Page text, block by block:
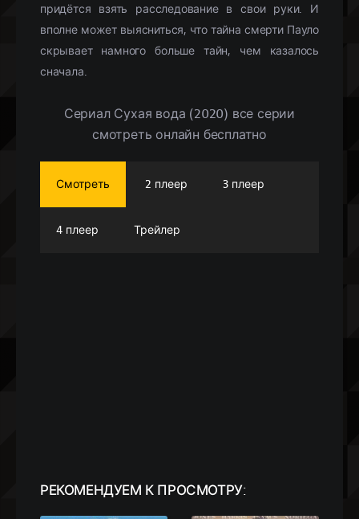
придётся взять расследование в свои руки. И
вполне может выясниться, что тайна смерти Пауло
скрывает намного больше тайн, чем казалось
сначала.
Сериал Сухая вода (2020) все серии
смотреть онлайн бесплатно
Смотреть 2 плеер 3 плеер
4 плеер Трейлер
РЕКОМЕНДУЕМ К ПРОСМОТРУ: